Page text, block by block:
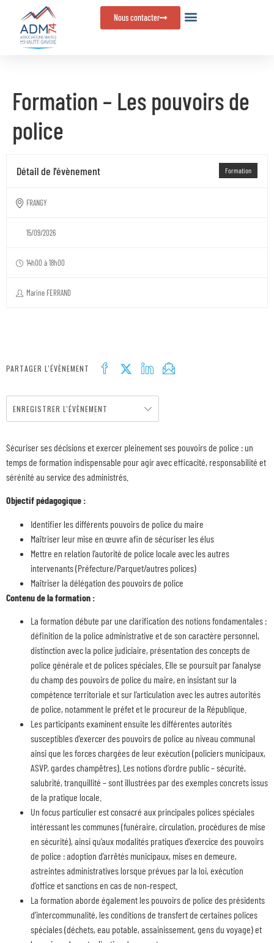
Nous contacter
Formation – Les pouvoirs de
police
Formation
Détail de l'évènement
FRANGY
15/09/2026
14h00 à 18h00
Marine FERRAND
PARTAGER L'ÉVÈNEMENT
ENREGISTRER L'ÉVÈNEMENT
Sécuriser ses décisions et exercer pleinement ses pouvoirs de police : un
temps de formation indispensable pour agir avec efficacité, responsabilité et
sérénité au service des administrés.
Objectif pédagogique :
Identifier les différents pouvoirs de police du maire
Maîtriser leur mise en œuvre afin de sécuriser les élus
Mettre en relation l’autorité de police locale avec les autres
intervenants (Préfecture/Parquet/autres polices)
Maîtriser la délégation des pouvoirs de police
Contenu de la formation :
La formation débute par une clarification des notions fondamentales :
définition de la police administrative et de son caractère personnel,
distinction avec la police judiciaire, présentation des concepts de
police générale et de polices spéciales. Elle se poursuit par l’analyse
du champ des pouvoirs de police du maire, en insistant sur la
compétence territoriale et sur l’articulation avec les autres autorités
de police, notamment le préfet et le procureur de la République.
Les participants examinent ensuite les différentes autorités
susceptibles d’exercer des pouvoirs de police au niveau communal
ainsi que les forces chargées de leur exécution (policiers municipaux,
ASVP, gardes champêtres). Les notions d’ordre public – sécurité,
salubrité, tranquillité – sont illustrées par des exemples concrets issus
de la pratique locale.
Un focus particulier est consacré aux principales polices spéciales
intéressant les communes (funéraire, circulation, procédures de mise
en sécurité), ainsi qu’aux modalités pratiques d’exercice des pouvoirs
de police : adoption d’arrêtés municipaux, mises en demeure,
astreintes administratives lorsque prévues par la loi, exécution
d’office et sanctions en cas de non-respect.
La formation aborde également les pouvoirs de police des présidents
d’intercommunalité, les conditions de transfert de certaines polices
spéciales (déchets, eau potable, assainissement, gens du voyage) et
Panneau de gestion des cookies